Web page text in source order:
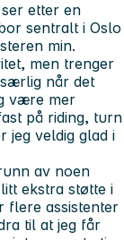
etter en
sentralt i Oslo
min.
men trenger
når det
være mer
på riding, turn
jeg veldig glad i
av noen
ekstra støtte i
flere assistenter
til at jeg får